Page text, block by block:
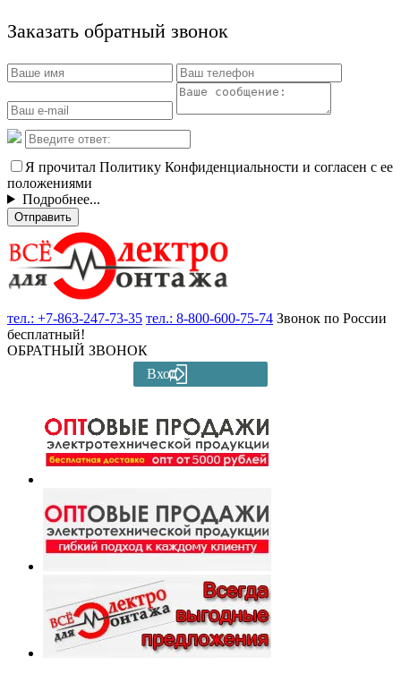
Заказать обратный звонок
Я прочитал Политику Конфиденциальности и согласен с ее
положениями
Подробнее...
Отправить
тел.: +7-863-247-73-35 тел.: 8-800-600-75-74 Звонок по России
бесплатный!
ОБРАТНЫЙ ЗВОНОК
Вход